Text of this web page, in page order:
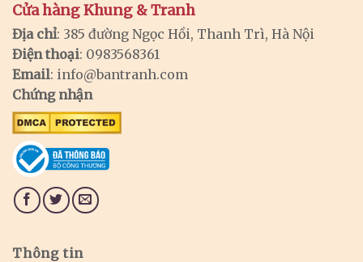
Cửa hàng Khung & Tranh
Địa chỉ: 385 đường Ngọc Hồi, Thanh Trì, Hà Nội
Điện thoại: 0983568361
Email: info@bantranh.com
Chứng nhận
Thông tin